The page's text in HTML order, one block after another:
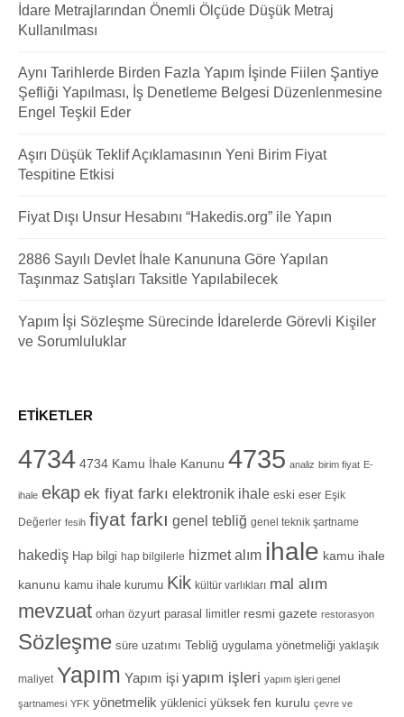
İdare Metrajlarından Önemli Ölçüde Düşük Metraj
Kullanılması
Aynı Tarihlerde Birden Fazla Yapım İşinde Fiilen Şantiye
Şefliği Yapılması, İş Denetleme Belgesi Düzenlenmesine
Engel Teşkil Eder
Aşırı Düşük Teklif Açıklamasının Yeni Birim Fiyat
Tespitine Etkisi
Fiyat Dışı Unsur Hesabını “Hakedis.org” ile Yapın
2886 Sayılı Devlet İhale Kanununa Göre Yapılan
Taşınmaz Satışları Taksitle Yapılabilecek
Yapım İşi Sözleşme Sürecinde İdarelerde Görevli Kişiler
ve Sorumluluklar
ETIKETLER
4734 4734 Kamu İhale Kanunu 4735 analiz birim fiyat E-
ihale ekap ek fiyat farkı elektronik ihale eski eser Eşik
Değerler fesih fiyat farkı genel tebliğ genel teknik şartname
hakediş Hap bilgi hap bilgilerle hizmet alım ihale kamu ihale
kanunu kamu ihale kurumu Kik kültür varlıkları mal alım
mevzuat orhan özyurt parasal limitler resmi gazete restorasyon
Sözleşme süre uzatımı Tebliğ uygulama yönetmeliği yaklaşık
maliyet Yapım Yapım işi yapım işleri yapım işleri genel
şartnamesi YFK yönetmelik yüklenici yüksek fen kurulu çevre ve